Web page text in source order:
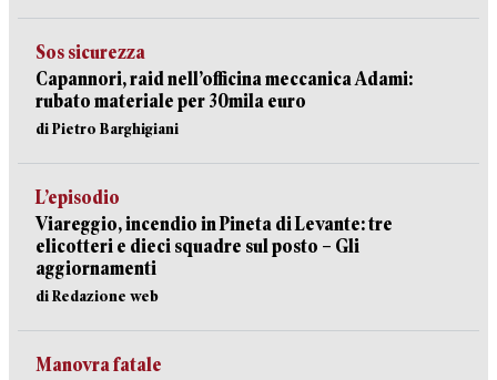
Sos sicurezza
Capannori, raid nell’officina meccanica Adami:
rubato materiale per 30mila euro
di Pietro Barghigiani
L’episodio
Viareggio, incendio in Pineta di Levante: tre
elicotteri e dieci squadre sul posto – Gli
aggiornamenti
di Redazione web
Manovra fatale